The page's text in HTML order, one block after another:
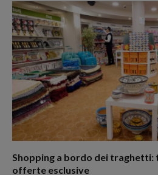
Shopping a bordo dei traghetti:
offerte esclusive